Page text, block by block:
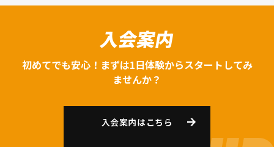
入会案内
初めてでも安心！まずは1日体験からスタートしてみ
ませんか？
入会案内はこちら